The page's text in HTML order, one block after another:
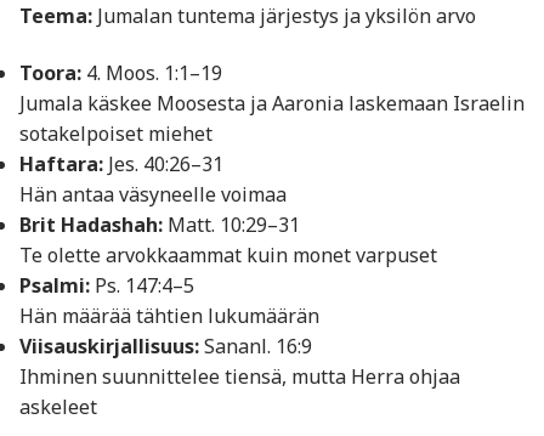
Teema: Jumalan tuntema järjestys ja yksilön arvo
Toora: 4. Moos. 1:1–19
Jumala käskee Moosesta ja Aaronia laskemaan Israelin
sotakelpoiset miehet
Haftara: Jes. 40:26–31
Hän antaa väsyneelle voimaa
Brit Hadashah: Matt. 10:29–31
Te olette arvokkaammat kuin monet varpuset
Psalmi: Ps. 147:4–5
Hän määrää tähtien lukumäärän
Viisauskirjallisuus:Sananl. 16:9
Ihminen suunnittelee tiensä, mutta Herra ohjaa
askeleet